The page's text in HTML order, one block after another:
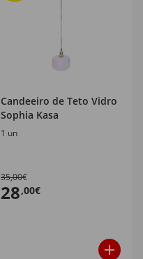
Candeeiro de Teto Vidro
Sophia Kasa
1 un
35,00€
28,00€